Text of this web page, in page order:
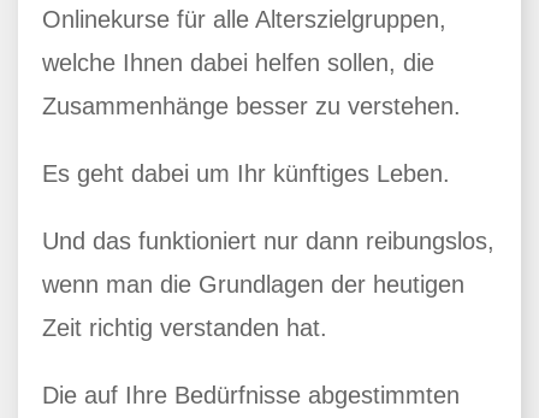
Onlinekurse für alle Alterszielgruppen,
welche Ihnen dabei helfen sollen, die
Zusammenhänge besser zu verstehen.
Es geht dabei um Ihr künftiges Leben.
Und das funktioniert nur dann reibungslos,
wenn man die Grundlagen der heutigen
Zeit richtig verstanden hat.
Die auf Ihre Bedürfnisse abgestimmten